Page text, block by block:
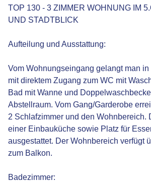
TOP 130 - 3 ZIMMER WOHNUNG IM
UND STADTBLICK
Aufteilung und Ausstattung:
Vom Wohnungseingang gelangt man
mit direktem Zugang zum WC mit
Bad mit Wanne und
Abstellraum. Vom Gang/Garderobe
2 Schlafzimmer und den Wohnbereich.
einer Einbauküche sowie Platz für
ausgestattet. Der Wohnbereich verfügt
zum Balkon.
Badezimmer: